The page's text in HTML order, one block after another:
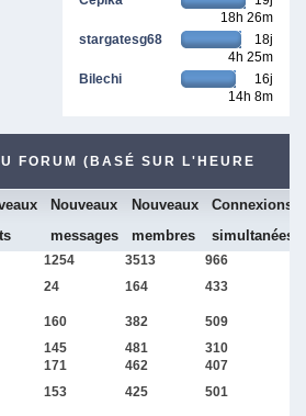
18h 26m
stargatesg68
18j
4h 25m
Bilechi
16j
14h 8m
FORUM (BASÉ SUR L'HEURE
Nouveaux
messages
Nouveaux
membres
Connexions
simultanées
1254 3513 966
24 164 433
160 382 509
145 481 310
171 462 407
153 425 501